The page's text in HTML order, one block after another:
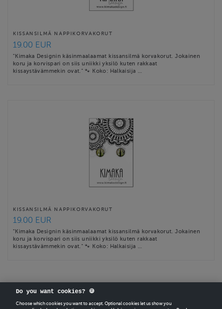
KISSANSILMÄ NAPPIKORVAKORUT
19.00 EUR
"Kimaka Designin käsinmaalaamat kissansilmä korvakorut. Jokainen
koru ja korvispari on siis uniikki yksilö kuten rakkaat
kissaystävämmekin ovat." 🐾 Koko: Halkaisija …
KISSANSILMÄ NAPPIKORVAKORUT
19.00 EUR
"Kimaka Designin käsinmaalaamat kissansilmä korvakorut. Jokainen
koru ja korvispari on siis uniikki yksilö kuten rakkaat
kissaystävämmekin ovat." 🐾 Koko: Halkaisija …
Do you want cookies? 🍪
Choose which cookies you want to accept. Optional cookies let us show you